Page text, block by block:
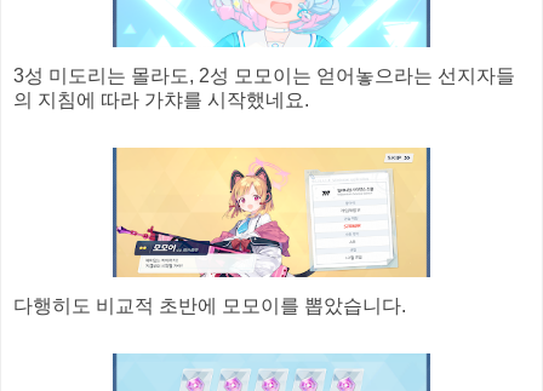
3성 미도리는 몰라도, 2성 모모이는 얻어놓으라는 선지자들
의 지침에 따라 가챠를 시작했네요.
다행히도 비교적 초반에 모모이를 뽑았습니다.